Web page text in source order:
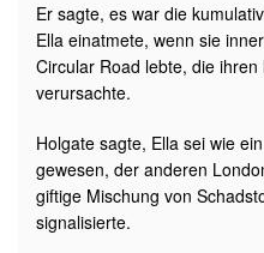
Er sagte, es war die
Ella einatmete, wenn sie
Circular Road lebte, die
verursachte.
Holgate sagte, Ella sei wie
gewesen, der anderen
giftige Mischung von
signalisierte.